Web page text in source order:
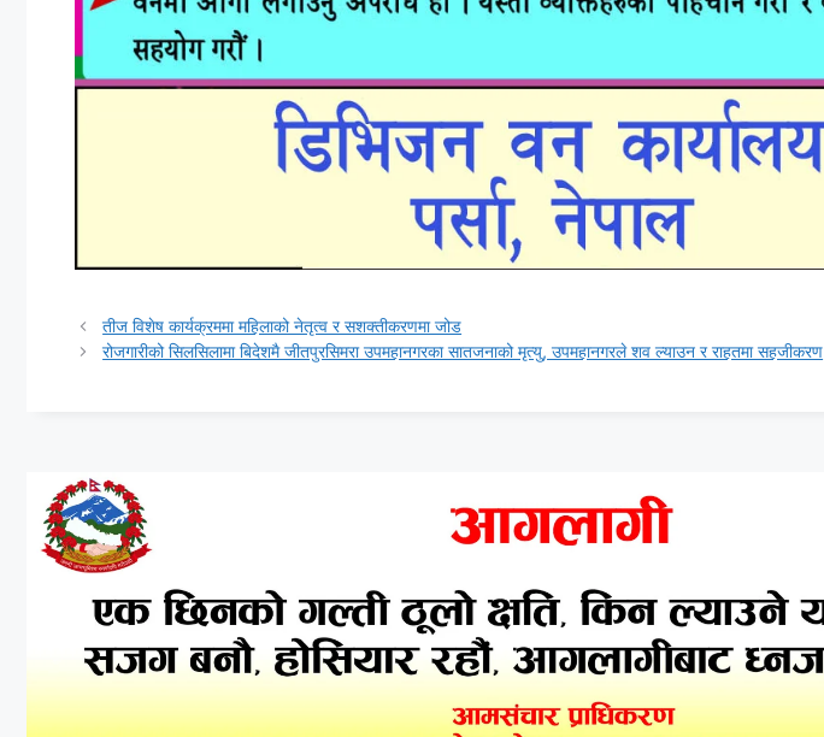
तीज विशेष कार्यक्रममा महिलाको नेतृत्व र सशक्तीकरणमा जोड
रोजगारीको सिलसिलामा बिदेशमै जीतपुरसिमरा उपमहानगरका सातजनाको मृत्यु, उपमहानगरले शव ल्याउन र राहतमा सहजीकरण